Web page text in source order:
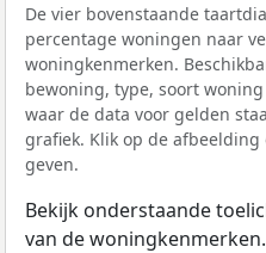
De vier bovenstaande
percentage woningen naar
woningkenmerken.
bewoning, type, soort
waar de data voor gelden
grafiek. Klik op de
geven.
Bekijk onderstaande
van de woningkenmerken.